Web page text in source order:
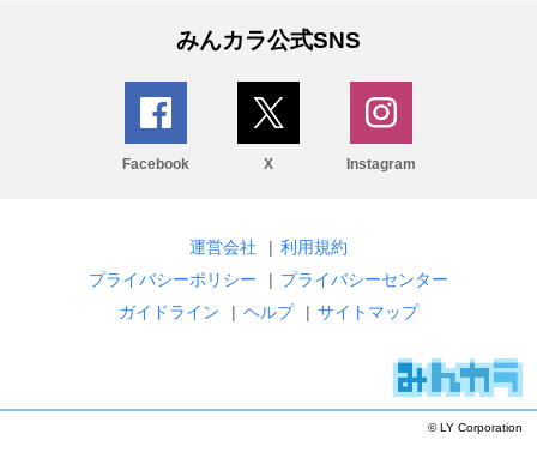
みんカラ公式SNS
Facebook X Instagram
運営会社 | 利用規約
プライバシーポリシー
| プライバシーセンター
ガイドライン
| ヘルプ | サイトマップ
© LY Corporation